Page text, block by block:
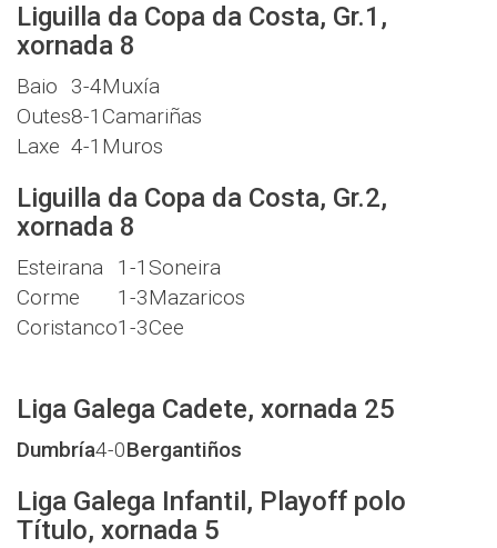
Liguilla da Copa da Costa, Gr.1,
xornada 8
Baio 3-4Muxía
Outes8-1 Camariñas
Laxe 4-1 Muros
Liguilla da Copa da Costa, Gr.2,
xornada 8
Esteirana 1-1 Soneira
Corme
1-3Mazaricos
Coristanco1-3Cee
Liga Galega Cadete, xornada 25
Dumbría4-0Bergantiños
Liga Galega Infantil, Playoff polo
Título, xornada 5